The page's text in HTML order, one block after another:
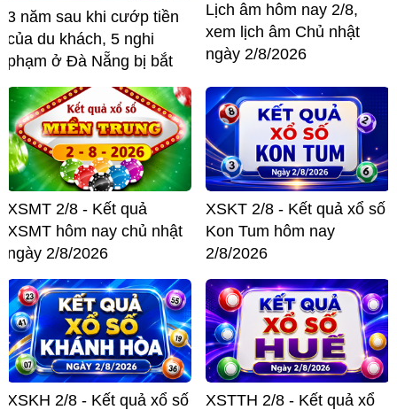
3 năm sau khi cướp tiền
của du khách, 5 nghi
phạm ở Đà Nẵng bị bắt
Lịch âm hôm nay 2/8,
xem lịch âm Chủ nhật
ngày 2/8/2026
XSMT 2/8 - Kết quả
XSMT hôm nay chủ nhật
ngày 2/8/2026
XSKT 2/8 - Kết quả xổ số
Kon Tum hôm nay
2/8/2026
XSKH 2/8 - Kết quả xổ số
XSTTH 2/8 - Kết quả xổ